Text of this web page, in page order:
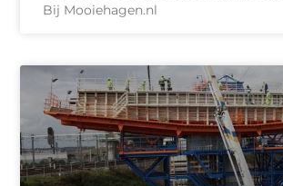
Bij Mooiehagen.nl